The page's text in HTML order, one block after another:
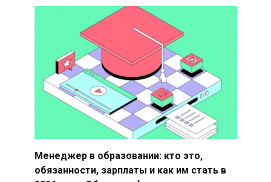
Менеджер в образовании: кто это,
обязанности, зарплаты и как им стать в